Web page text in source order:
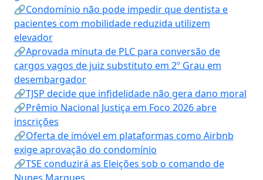
🔗Condomínio não pode impedir que dentista e
pacientes com mobilidade reduzida utilizem
elevador
🔗Aprovada minuta de PLC para conversão de
cargos vagos de juiz substituto em 2º Grau em
desembargador
🔗TJSP decide que infidelidade não gera dano moral
🔗Prêmio Nacional Justiça em Foco 2026 abre
inscrições
🔗Oferta de imóvel em plataformas como Airbnb
exige aprovação do condomínio
🔗TSE conduzirá as Eleições sob o comando de